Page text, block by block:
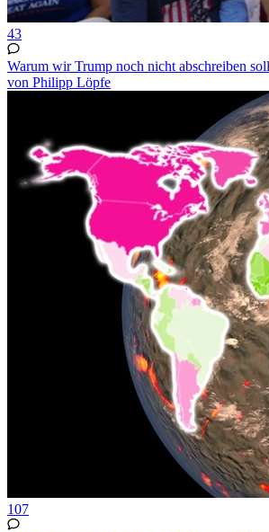
43
Warum wir Trump noch nicht abschreiben
von Philipp Löpfe
107